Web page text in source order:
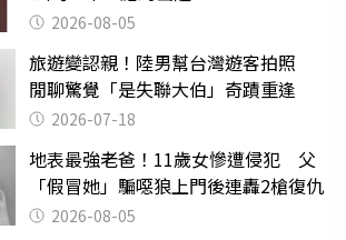
2026-08-05
旅遊變認親！陸男幫台灣遊客拍照
閒聊驚覺「是失聯大伯」奇蹟重逢
2026-07-18
地表最強老爸！11歲女慘遭侵犯 父
「假冒她」騙噁狼上門後連轟2槍復仇
2026-08-05